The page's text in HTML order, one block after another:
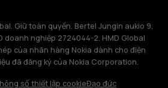
Giữ toàn quyền. Bertel Jungin aukio 9,
doanh nghiệp 2724044-2. HMD Global
của nhãn hàng Nokia dành cho điện
đã đăng ký của Nokia Corporation.
số thiết lập cookieĐạo đức